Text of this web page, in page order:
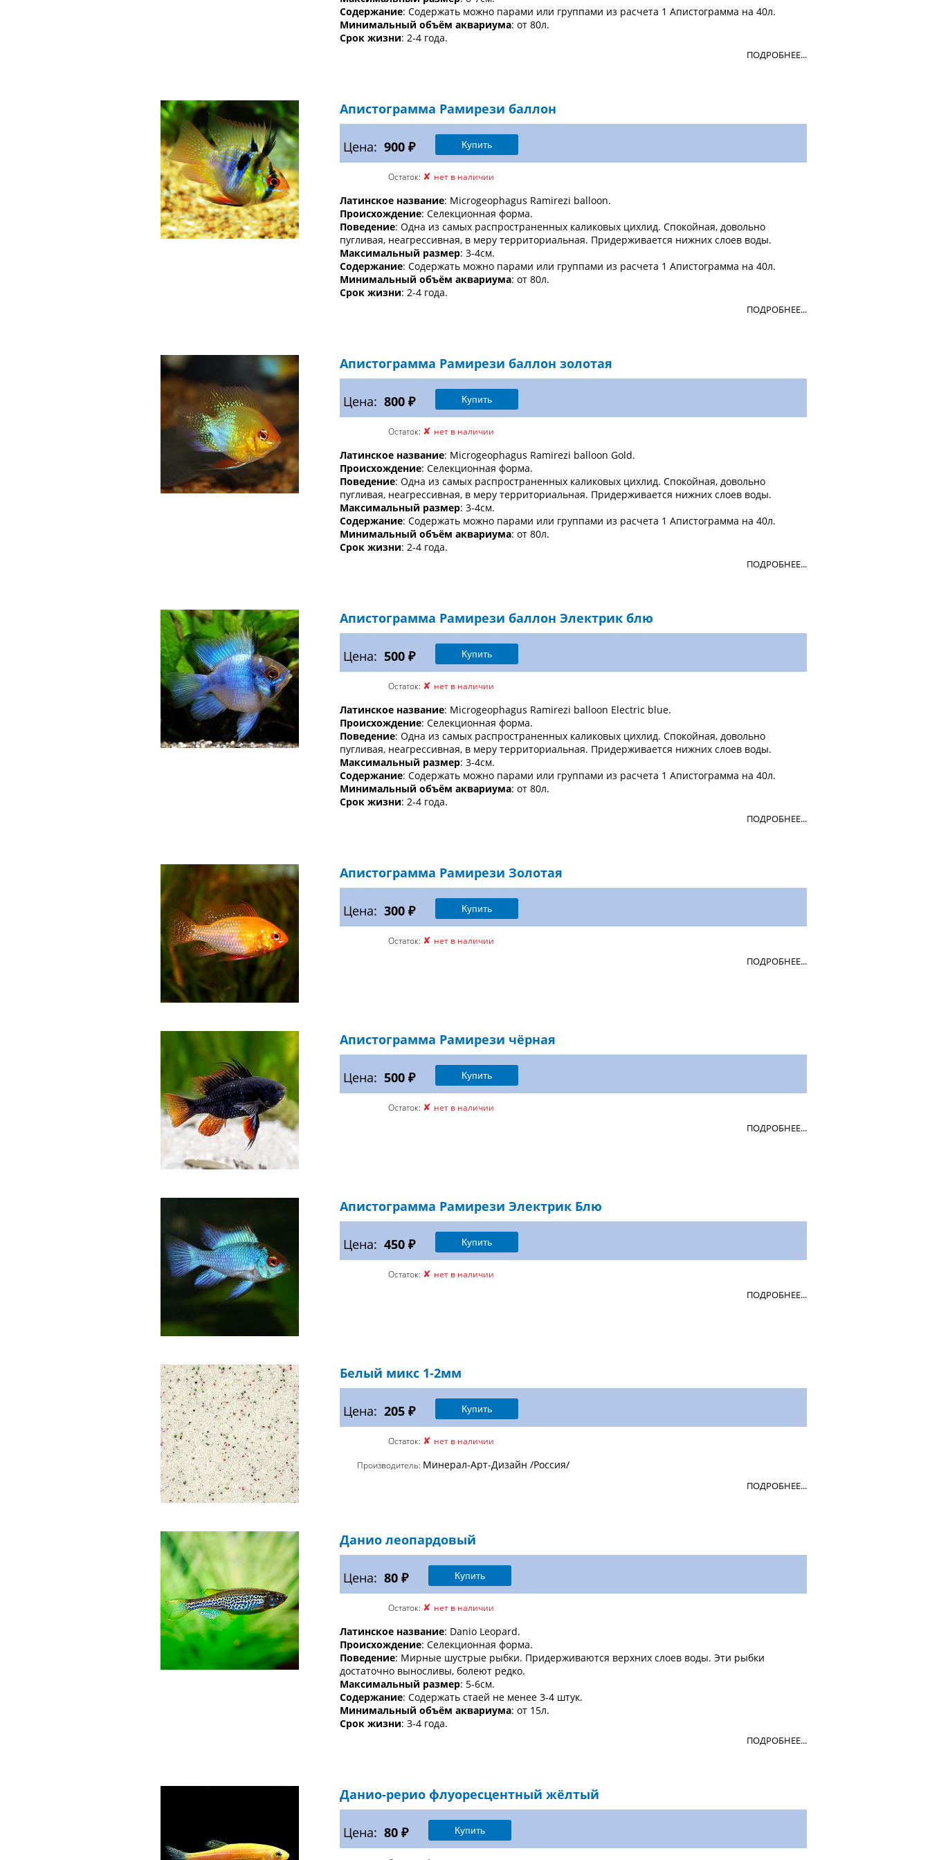
Содержание: Содержать можно парами или группами из расчета 1 Апистограмма на 40л.
Минимальный объём аквариума: от 80л.
Срок жизни: 2-4 года.
ПОДРОБНЕЕ...
Апистограмма Рамирези баллон
Цена: 900 ₽
Остаток: ✘ нет в наличии
Латинское название: Microgeophagus Ramirezi balloon.
Происхождение: Селекционная форма.
Поведение: Одна из самых распространенных каликовых цихлид. Спокойная, довольно
пугливая, неагрессивная, в меру территориальная. Придерживается нижних слоев воды.
Максимальный размер: 3-4см.
Содержание: Содержать можно парами или группами из расчета 1 Апистограмма на 40л.
Минимальный объём аквариума: от 80л.
Срок жизни: 2-4 года.
ПОДРОБНЕЕ...
Апистограмма Рамирези баллон золотая
Цена: 800 ₽
Остаток: ✘ нет в наличии
Латинское название: Microgeophagus Ramirezi balloon Gold.
Происхождение: Селекционная форма.
Поведение: Одна из самых распространенных каликовых цихлид. Спокойная, довольно
пугливая, неагрессивная, в меру территориальная. Придерживается нижних слоев воды.
Максимальный размер: 3-4см.
Содержание: Содержать можно парами или группами из расчета 1 Апистограмма на 40л.
Минимальный объём аквариума: от 80л.
Срок жизни: 2-4 года.
ПОДРОБНЕЕ...
Апистограмма Рамирези баллон Электрик блю
Цена: 500 ₽
Остаток: ✘ нет в наличии
Латинское название: Microgeophagus Ramirezi balloon Electric blue.
Происхождение: Селекционная форма.
Поведение: Одна из самых распространенных каликовых цихлид. Спокойная, довольно
пугливая, неагрессивная, в меру территориальная. Придерживается нижних слоев воды.
Максимальный размер: 3-4см.
Содержание: Содержать можно парами или группами из расчета 1 Апистограмма на 40л.
Минимальный объём аквариума: от 80л.
Срок жизни: 2-4 года.
ПОДРОБНЕЕ...
Апистограмма Рамирези Золотая
Цена: 300 ₽
Остаток: ✘ нет в наличии
ПОДРОБНЕЕ...
Апистограмма Рамирези чёрная
Цена: 500 ₽
Остаток: ✘ нет в наличии
ПОДРОБНЕЕ...
Апистограмма Рамирези Электрик Блю
Цена: 450 ₽
Остаток: ✘ нет в наличии
ПОДРОБНЕЕ...
Белый микс 1-2мм
Цена: 205 ₽
Остаток: ✘ нет в наличии
Производитель: Минерал-Арт-Дизайн /Россия/
ПОДРОБНЕЕ...
Данио леопардовый
Цена: 80 ₽
Остаток: ✘ нет в наличии
Латинское название: Danio Leopard.
Происхождение: Селекционная форма.
Поведение: Мирные шустрые рыбки. Придерживаются верхних слоев воды. Эти рыбки
достаточно выносливы, болеют редко.
Максимальный размер: 5-6см.
Содержание: Содержать стаей не менее 3-4 штук.
Минимальный объём аквариума: от 15л.
Срок жизни: 3-4 года.
ПОДРОБНЕЕ...
Данио-рерио флуоресцентный жёлтый
Цена: 80 ₽